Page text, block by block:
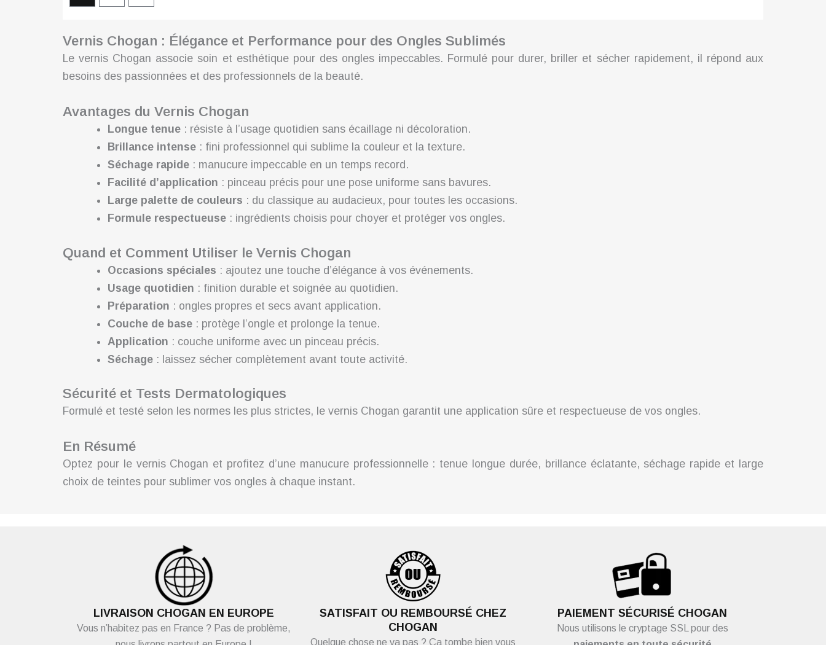
Vernis Chogan : Élégance et Performance pour des Ongles Sublimés
Le vernis Chogan associe soin et esthétique pour des ongles impeccables. Formulé pour durer, briller et sécher rapidement, il répond aux
besoins des passionnées et des professionnels de la beauté.
Avantages du Vernis Chogan
Longue tenue: résiste à l’usage quotidien sans écaillage ni décoloration.
Brillance intense: fini professionnel qui sublime la couleur et la texture.
Séchage rapide: manucure impeccable en un temps record.
Facilité d’application : pinceau précis pour une pose uniforme sans bavures.
Large palette de couleurs : du classique au audacieux, pour toutes les occasions.
Formule respectueuse: ingrédients choisis pour choyer et protéger vos ongles.
Quand et Comment Utiliser le Vernis Chogan
Occasions spéciales : ajoutez une touche d’élégance à vos événements.
Usage quotidien : finition durable et soignée au quotidien.
Préparation : ongles propres et secs avant application.
Couche de base: protège l’ongle et prolonge la tenue.
Application : couche uniforme avec un pinceau précis.
Séchage: laissez sécher complètement avant toute activité.
Sécurité et Tests Dermatologiques
Formulé et testé selon les normes les plus strictes, le vernis Chogan garantit une application sûre et respectueuse de vos ongles.
En Résumé
Optez pour le vernis Chogan et profitez d’une manucure professionnelle : tenue longue durée, brillance éclatante, séchage rapide et large
choix de teintes pour sublimer vos ongles à chaque instant.
LIVRAISON CHOGAN EN EUROPE
Vous n’habitez pas en France ? Pas de problème,
SATISFAIT OU REMBOURSÉ CHEZ
CHOGAN
Quelque chose ne va pas ? Ça tombe bien vous
PAIEMENT SÉCURISÉ CHOGAN
Nous utilisons le cryptage SSL pour des